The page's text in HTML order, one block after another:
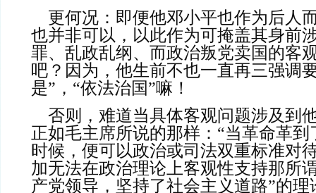
也并非可以，以此作为可掩盖其身前
罪、乱政乱纲、而政治叛党卖国的客
吧？因为，他生前不也一直再三强调
是”，“依法治国”嘛！
正如毛主席所说的那样：“当革命革到
时候，便可以政治或司法双重标准对
加无法在政治理论上客观性支持那所
产党领导，坚持了社会主义道路”的